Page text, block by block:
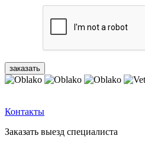
Контакты
Заказать выезд специалиста